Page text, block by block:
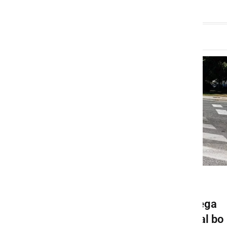
Pričela se bo gradnja novega
krožišča v Ljutomeru, veljal bo